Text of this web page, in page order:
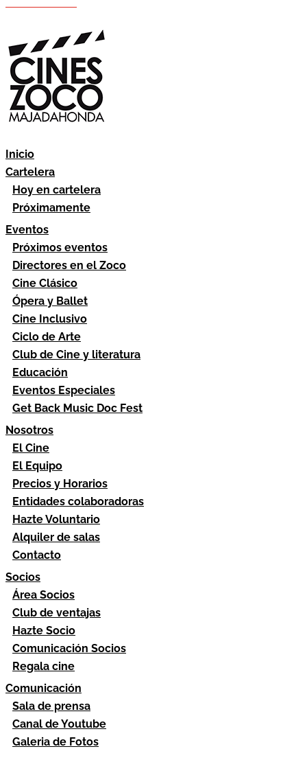
Inicio
Cartelera
Hoy en cartelera
Próximamente
Eventos
Próximos eventos
Directores en el Zoco
Cine Clásico
Ópera y Ballet
Cine Inclusivo
Ciclo de Arte
Club de Cine y literatura
Educación
Eventos Especiales
Get Back Music Doc Fest
Nosotros
El Cine
El Equipo
Precios y Horarios
Entidades colaboradoras
Hazte Voluntario
Alquiler de salas
Contacto
Socios
Área Socios
Club de ventajas
Hazte Socio
Comunicación Socios
Regala cine
Comunicación
Sala de prensa
Canal de Youtube
Galeria de Fotos